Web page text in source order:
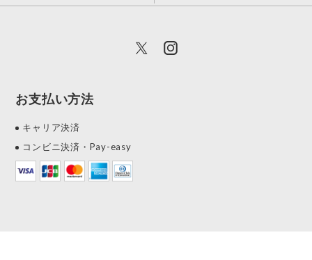
お支払い方法
キャリア決済
コンビニ決済・Pay-easy